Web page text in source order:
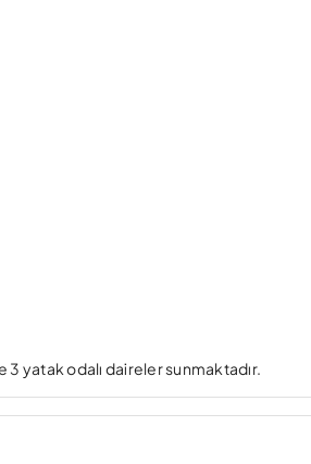
3 yatak odalı daireler sunmaktadır.